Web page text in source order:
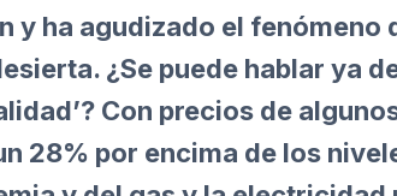
y ha agudizado el fenómeno
¿Se puede hablar ya
Con precios de
28% por encima de los